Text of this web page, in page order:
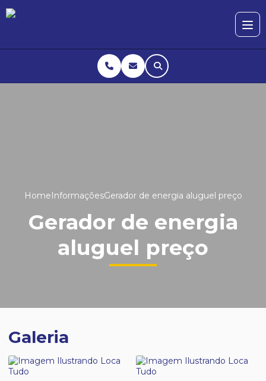
HomeInformaçõesGerador de energia aluguel preço
Gerador de energia
aluguel preço
Galeria